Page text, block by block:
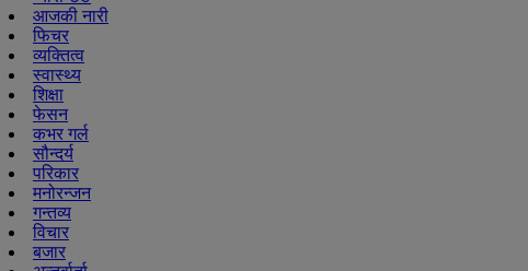
आजकी नारी
फिचर
व्यक्तित्व
स्वास्थ्य
शिक्षा
फेसन
कभर गर्ल
सौन्दर्य
परिकार
मनोरन्जन
गन्तव्य
विचार
बजार